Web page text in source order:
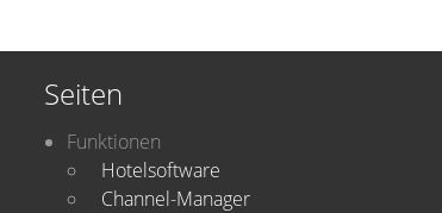
Seiten
Funktionen
Hotelsoftware
Channel-Manager